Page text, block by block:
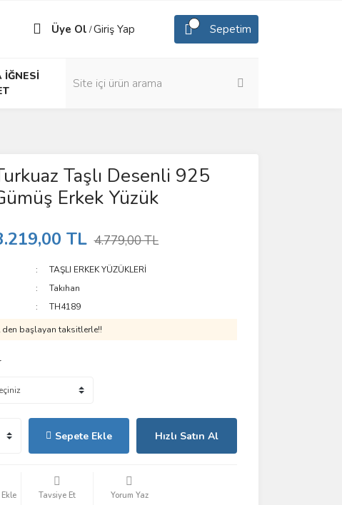
Üye Ol /Giriş Yap Sepetim
İĞNESİ
Taşlı Desenli 925
Erkek Yüzük
TL 4.779,00 TL
TAŞLI ERKEK YÜZÜKLERİ
Takıhan
TH4189
den başlayan taksitlerle!!
Sepete Ekle Hızlı Satın Al
Tavsiye Et Yorum Yaz